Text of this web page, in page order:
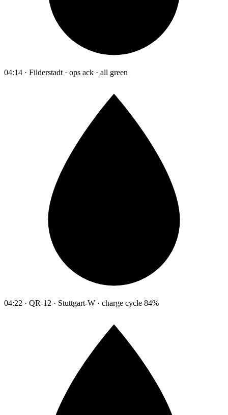
04:14 · Filderstadt · ops ack · all green
04:22 · QR-12 · Stuttgart-W · charge cycle 84%